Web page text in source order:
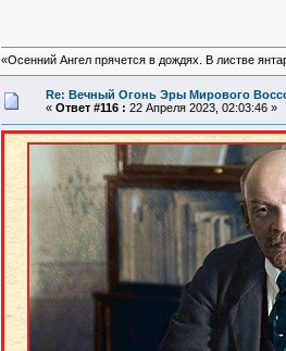
«Осенний Ангел прячется в дождях. В листве
Re: Вечный Огонь Эры Мирового
« Ответ #116 : 22 Апреля 2023, 02:03:46 »